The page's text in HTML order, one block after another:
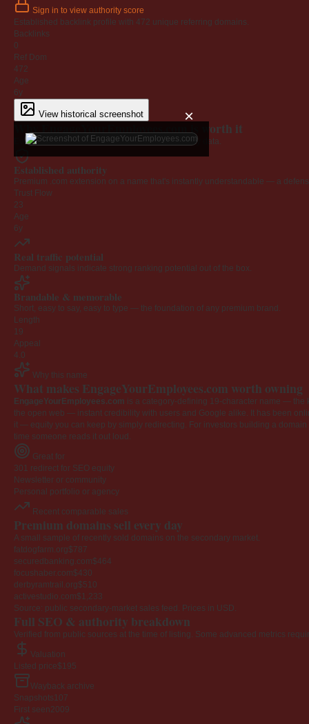
Sign in to view authority score
Established backlink profile with 472 unique referring domains.
Backlinks
0
Ref Dom
472
Age
6y
View historical screenshot ×
Why EngageYourEmployees.com is worth it
Every claim below is backed by verified third-party data.
Established authority
Premium .com extension on a name that's instantly understandable — a
Trust Flow
23
Age
6y
Real traffic potential
Demand signals indicate strong ranking potential out of the box.
Brandable & memorable
Short, easy to say, easy to type — the foundation of any premium brand.
Length
19
Appeal
4.0
Why this name
What makes EngageYourEmployees.com worth owning
EngageYourEmployees.com is a category-defining 19-character name — the
the open web — instant credibility with users and Google alike. It has been
it — equity you can keep by simply redirecting. For investors building a
time someone reads it out loud.
Great for
301 redirect for SEO equity
Newsletter or community
Personal portfolio or agency
Recent comparable sales
Premium domains sell every day
A small sample of recently sold domains on the secondary market.
fatdogfarm.org$787
securedbanking.com$464
focushaber.com$430
derbyramtrail.org$510
activestudio.com$1,233
Source: public secondary-market sales feed. Prices in USD.
Full SEO & authority breakdown
Verified from public sources at the time of listing. Some advanced metrics
Valuation
Listed price$195
Wayback archive
Snapshots 107
First seen2009